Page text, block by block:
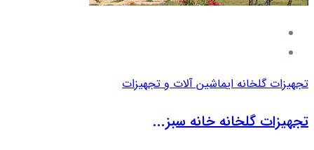
تجهیزات گلخانه ایماشین آلات و تجهیزات
تجهیزات گلخانه خانه سبز...